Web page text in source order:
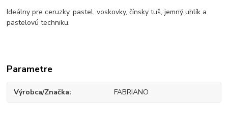
Ideálny pre ceruzky, pastel, voskovky, čínsky tuš, jemný uhlík a
pastelovú techniku.
Parametre
Výrobca/Značka FABRIANO